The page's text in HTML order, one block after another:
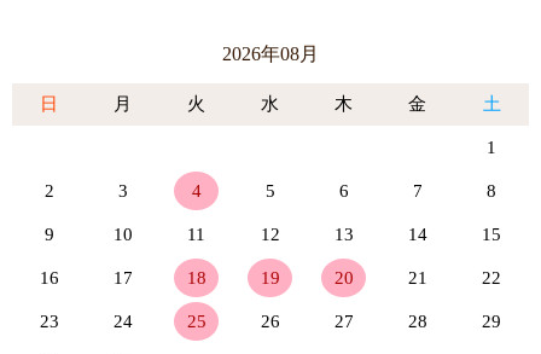
2026年08月
日 月 火 水 木 金 土
1
2 3 4 5 6 7 8
9 10 11 12 13 14 15
16 17 18 19 20 21 22
23 24 25 26 27 28 29